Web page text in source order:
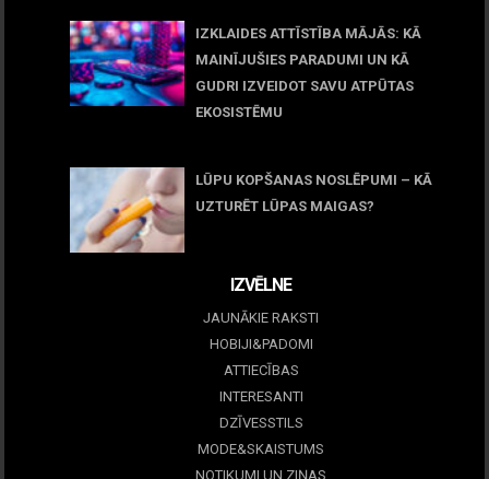
IZKLAIDES ATTĪSTĪBA MĀJĀS: KĀ
MAINĪJUŠIES PARADUMI UN KĀ
GUDRI IZVEIDOT SAVU ATPŪTAS
EKOSISTĒMU
LŪPU KOPŠANAS NOSLĒPUMI – KĀ
UZTURĒT LŪPAS MAIGAS?
IZVĒLNE
JAUNĀKIE RAKSTI
HOBIJI&PADOMI
ATTIECĪBAS
INTERESANTI
DZĪVESSTILS
MODE&SKAISTUMS
NOTIKUMI UN ZIŅAS